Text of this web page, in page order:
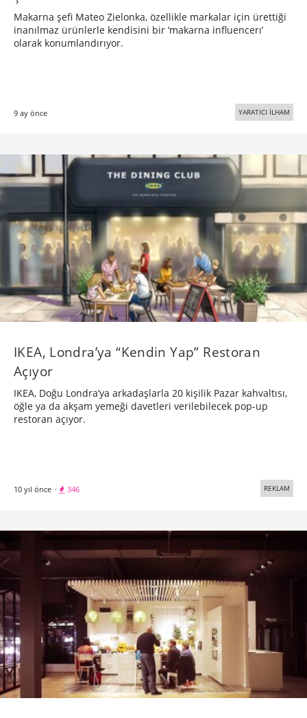
Makarna şefi Mateo Zielonka, özellikle markalar için ürettiği
inanılmaz ürünlerle kendisini bir ‘makarna influencerı’
olarak konumlandırıyor.
9 ay önce YARATICI İLHAM
IKEA, Londra’ya “Kendin Yap” Restoran
Açıyor
IKEA, Doğu Londra’ya arkadaşlarla 20 kişilik Pazar kahvaltısı,
öğle ya da akşam yemeği davetleri verilebilecek pop-up
restoran açıyor.
10 yıl önce · 346 REKLAM